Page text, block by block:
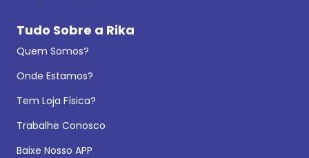
Tudo Sobre a Rika
Quem Somos?
Onde Estamos?
Tem Loja Física?
Trabalhe Conosco
Baixe Nosso APP